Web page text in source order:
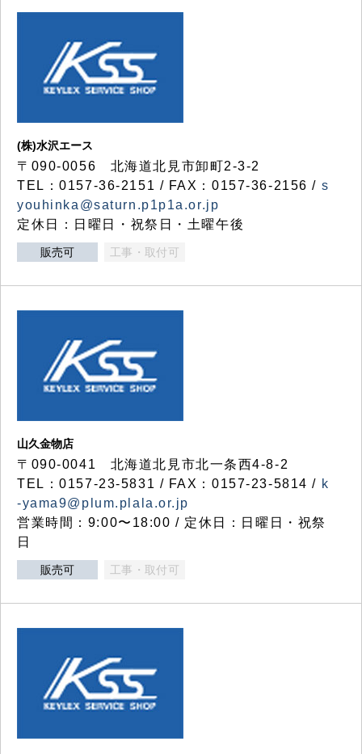
(株)水沢エース
〒090-0056 北海道北見市卸町2-3-2
TEL：0157-36-2151 / FAX：0157-36-2156 / s
youhinka@saturn.p1p1a.or.jp
定休日：日曜日・祝祭日・土曜午後
販売可 工事・取付可
山久金物店
〒090-0041 北海道北見市北一条西4-8-2
TEL：0157-23-5831 / FAX：0157-23-5814 / k
-yama9@plum.plala.or.jp
営業時間：9:00〜18:00 / 定休日：日曜日・祝祭
日
販売可 工事・取付可